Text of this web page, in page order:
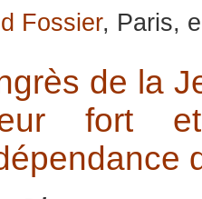
Fossier, Paris,
de la
fort